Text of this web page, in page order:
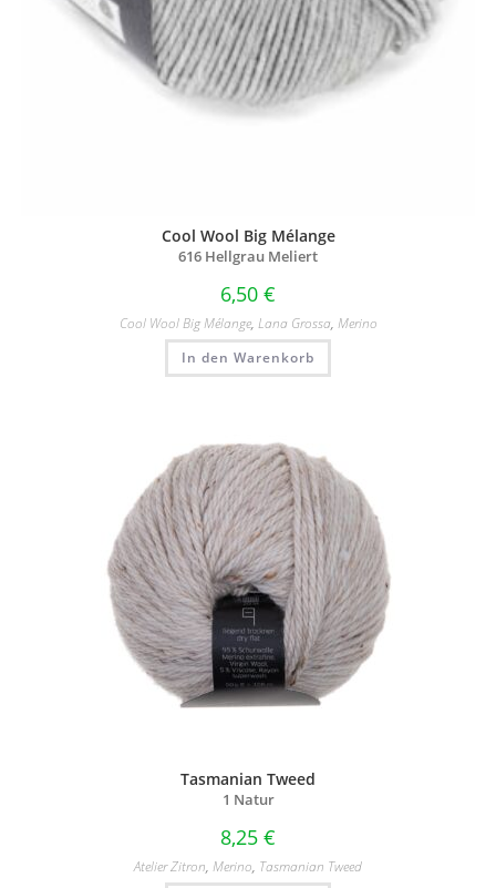
Cool Wool Big Mélange
616 Hellgrau Meliert
6,50 €
Cool Wool Big Mélange, Lana Grossa, Merino
In den Warenkorb
Tasmanian Tweed
1 Natur
8,25 €
Atelier Zitron, Merino, Tasmanian Tweed